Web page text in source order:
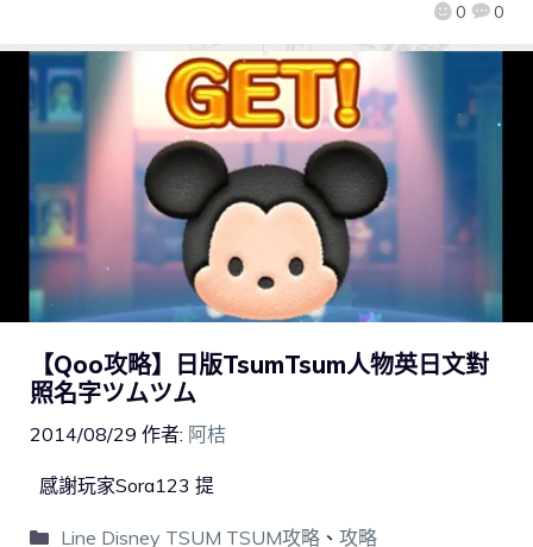
0 0
【Qoo攻略】日版TsumTsum人物英日文對
照名字ツムツム
2014/08/29 作者: 阿桔
感謝玩家Sora123 提
Line Disney TSUM TSUM攻略、 攻略